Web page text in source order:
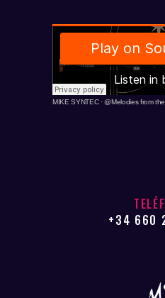
MIKE SYNTEC·@Melodies from
+34 660